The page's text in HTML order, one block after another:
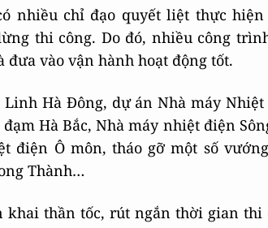
nhiều chỉ đạo quyết liệt thực
thi công. Do đó, nhiều công
vào vận hành hoạt động tốt.
Linh Hà Đông, dự án Nhà máy
Hà Bắc, Nhà máy nhiệt điện
điện Ô môn, tháo gỡ một số
Thành…
thần tốc, rút ngắn thời gian